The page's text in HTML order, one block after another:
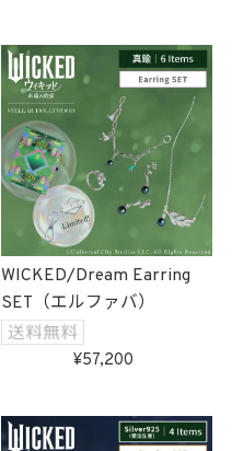
WICKED/Dream Earring
SET（エルファバ）
57,200